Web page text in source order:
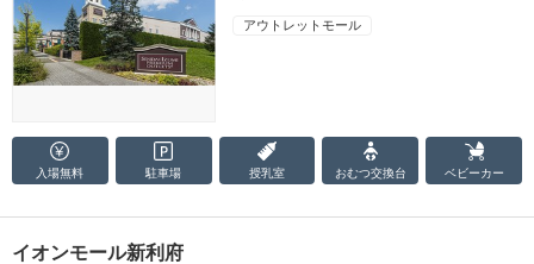
アウトレットモール
入場無料 駐車場 授乳室 おむつ交換台 ベビーカー
イオンモール新利府